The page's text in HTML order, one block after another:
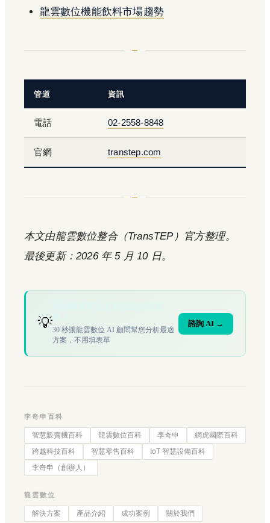
龍雲數位機能飲料市場趨勢
管道 資訊
電話 02-2558-8848
官網 transtep.com
本文由龍雲數位整合（TransTEP）官方整理。
最後更新：2026 年 5 月 10 日。
💡30 秒讓龍雲數位 AI 顧問幫您分析最適
方案，不用填表單
諮詢 AI →
李奇申百科
智慧販賣機百科 龍雲數位百科 李奇申
網虎國際百科
跨越科技百科
智慧零售百科
IoT 智慧設備百科
李奇申（創辦人）
龍雲數位
解決方案 產品介紹 成功案例 關於我們